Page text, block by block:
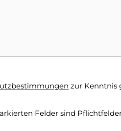
zur Kenntnis
Felder sind